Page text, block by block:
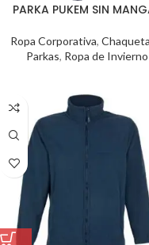
PARKA PUKEM SIN
Ropa Corporativa,
Parkas, Ropa de Invierno